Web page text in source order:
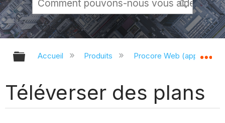
Développer/réduire la hiérarchie
Accueil Produits Procore Web
Téléverser des plans